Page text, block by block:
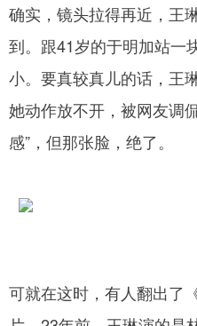
确实，镜头拉得再近，王
到。跟41岁的于明加站一
小。要真较真儿的话，王
她动作放不开，被网友调
感”，但那张脸，绝了。
可就在这时，有人翻出了